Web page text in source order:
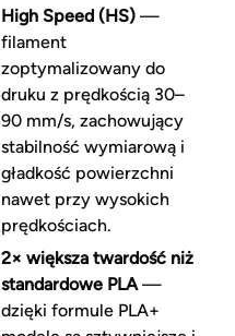
High Speed (HS)—
filament
zoptymalizowany do
druku z prędkością 30–
90 mm/s, zachowujący
stabilność wymiarową i
gładkość powierzchni
nawet przy wysokich
prędkościach.
2× większa twardość niż
standardowe PLA—
dzięki formule PLA+